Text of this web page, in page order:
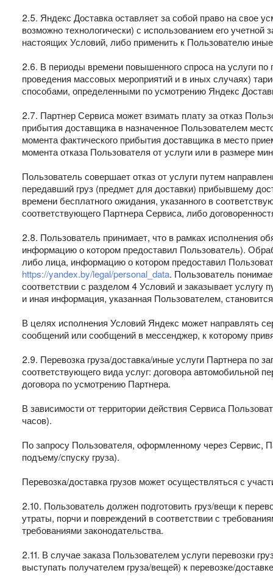
2.5. Яндекс Доставка оставляет за собой право на свое
возможно технологически) с использованием его
настоящих Условий, либо применить к Пользователю
2.6. В периоды времени повышенного спроса на услуги по
проведения массовых мероприятий и в иных случаях)
способами, определенными по усмотрению Яндекс
2.7. Партнер Сервиса может взимать плату за отказ
прибытия доставщика в назначенное Пользователем
момента фактического прибытия доставщика в место
момента отказа Пользователя от услуги или в размере
Пользователь совершает отказ от услуги путем
передавший груз (предмет для доставки) прибывшему
времени бесплатного ожидания, указанного в
соответствующего Партнера Сервиса, либо
2.8. Пользователь принимает, что в рамках исполнения
информацию о котором предоставил Пользователь).
либо лица, информацию о котором предоставил
https://yandex.by/legal/personal_data. Пользователь
соответствии с разделом 4 Условий и заказывает
и иная информация, указанная Пользователем,
В целях исполнения Условий Яндекс может направлять
сообщений или сообщений в мессенджер, к которому
2.9. Перевозка груза/доставка/иные услуги Партнера по
соответствующего вида услуг: договора автомобильной
договора по усмотрению Партнера.
В зависимости от территории действия Сервиса
часов).
По запросу Пользователя, оформленному через Сервис,
подъему/спуску груза).
Перевозка/доставка грузов может осуществляться с
2.10. Пользователь должен подготовить груз/вещи к
утраты, порчи и повреждений в соответствии с
требованиями законодательства.
2.11. В случае заказа Пользователем услуги перевозки
выступать получателем груза/вещей) к перевозке/